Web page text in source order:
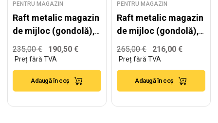
PENTRU MAGAZIN
Raft metalic magazin
de mijloc (gondolă),
alb – H:2235mm x
L:1250mm x B:400mm
235,00€ 190,50 €
Adaugă în coș
PENTRU MAGAZIN
Raft metalic magazin
de mijloc (gondolă),
alb – H:2235mm x
L:1250mm x B:500mm
265,00€ 216,00 €
Adaugă în coș